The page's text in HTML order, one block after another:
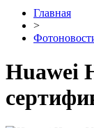
Главная
>
Huawei